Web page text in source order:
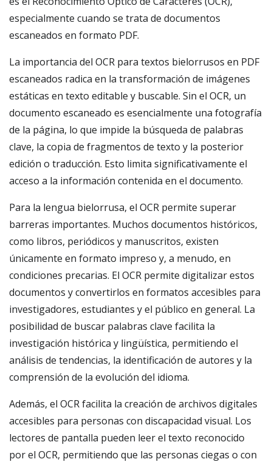
especialmente cuando se trata de documentos
escaneados en formato PDF.
La importancia del OCR para textos bielorrusos en PDF
escaneados radica en la transformación de imágenes
estáticas en texto editable y buscable. Sin el OCR, un
documento escaneado es esencialmente una fotografía
de la página, lo que impide la búsqueda de palabras
clave, la copia de fragmentos de texto y la posterior
edición o traducción. Esto limita significativamente el
acceso a la información contenida en el documento.
Para la lengua bielorrusa, el OCR permite superar
barreras importantes. Muchos documentos históricos,
como libros, periódicos y manuscritos, existen
únicamente en formato impreso y, a menudo, en
condiciones precarias. El OCR permite digitalizar estos
documentos y convertirlos en formatos accesibles para
investigadores, estudiantes y el público en general. La
posibilidad de buscar palabras clave facilita la
investigación histórica y lingüística, permitiendo el
análisis de tendencias, la identificación de autores y la
comprensión de la evolución del idioma.
Además, el OCR facilita la creación de archivos digitales
accesibles para personas con discapacidad visual. Los
lectores de pantalla pueden leer el texto reconocido
por el OCR, permitiendo que las personas ciegas o con